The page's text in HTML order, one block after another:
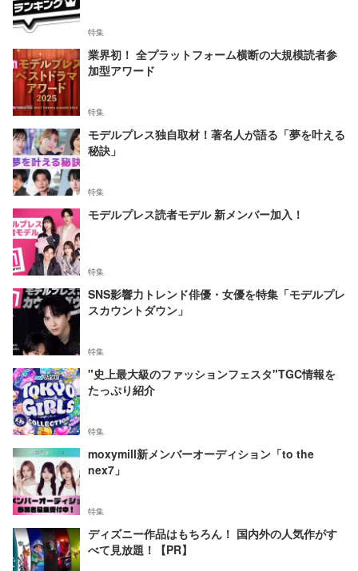
特集
業界初！ 全プラットフォーム横断の大規模読者参
加型アワード
特集
モデルプレス独自取材！著名人が語る「夢を叶える
秘訣」
特集
モデルプレス読者モデル 新メンバー加入！
特集
SNS影響力トレンド俳優・女優を特集「モデルプレ
スカウントダウン」
特集
"史上最大級のファッションフェスタ"TGC情報を
たっぷり紹介
特集
moxymill新メンバーオーディション「to the
nex7」
特集
ディズニー作品はもちろん！ 国内外の人気作がす
べて見放題！【PR】